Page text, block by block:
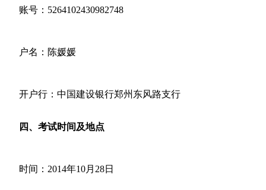
账号：5264102430982748
户名：陈媛媛
开户行：中国建设银行郑州东风路支行
四、考试时间及地点
时间：2014年10月28日